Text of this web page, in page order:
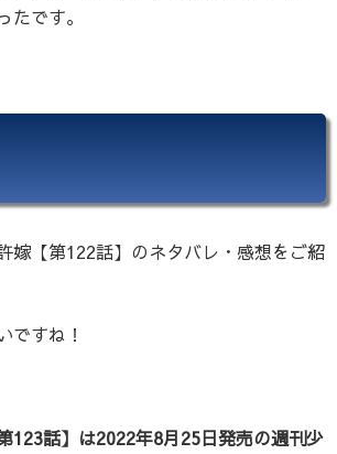
たです。
嫁【第122話】のネタバレ・感想をご紹
ですね！
123話】は2022年8月25日発売の週刊少